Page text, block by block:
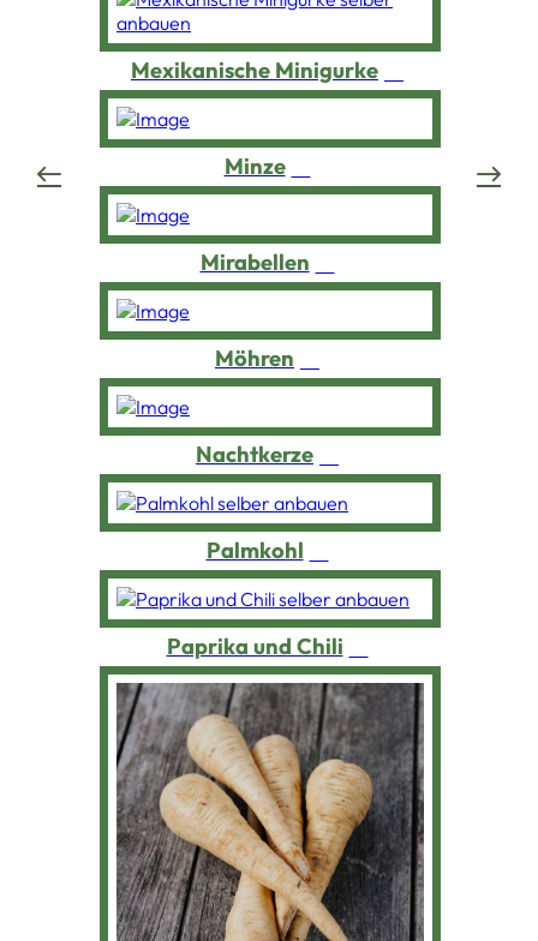
Mexikanische Minigurke
Minze
Mirabellen
Möhren
Nachtkerze
Palmkohl
Paprika und Chili